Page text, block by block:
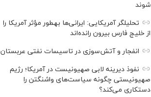
شوند
تحلیلگر آمریکایی: ایرانی‌ها به‎طور مؤثر آمریکا را
از خلیج فارس بیرون رانده‌اند
انفجار و آتش‌سوزی در تاسیسات نفتی عربستان
نفوذ دیرینه لابی صهیونیست در آمریکا؛ رژیم
صهیونیستی چگونه سیاست‌های واشنگتن را
دستکاری می‌کند؟